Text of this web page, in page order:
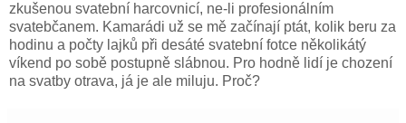
zkušenou svatební harcovnicí, ne-li profesionálním
svatebčanem. Kamarádi už se mě začínají ptát, kolik beru za
hodinu a počty lajků při desáté svatební fotce několikátý
víkend po sobě postupně slábnou. Pro hodně lidí je chození
na svatby otrava, já je ale miluju. Proč?